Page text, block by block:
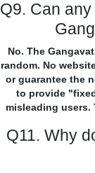
Q9. Can
No. The
random. No
or guarantee the
to provide
misleading users.
Q11. Why